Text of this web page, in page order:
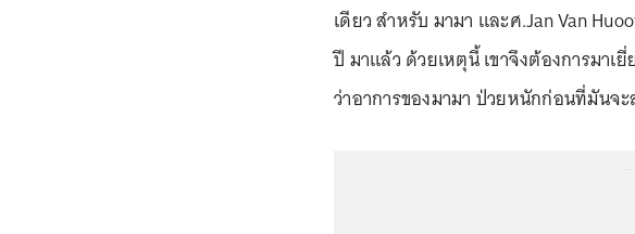
เดียว สำหรับ มามา และศ.Jan Van
ปี มาแล้ว ด้วยเหตุนี้ เขาจึงต้องการมาเ
ว่าอาการของมามา ป่วยหนักก่อนที่มันจ